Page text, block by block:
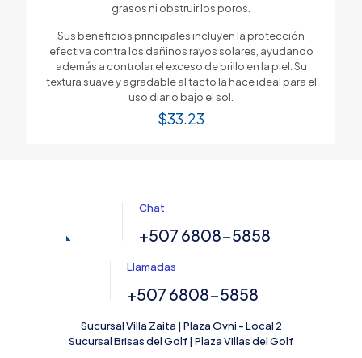
grasos ni obstruir los poros.
Sus beneficios principales incluyen la protección
efectiva contra los dañinos rayos solares, ayudando
además a controlar el exceso de brillo en la piel. Su
textura suave y agradable al tacto la hace ideal para el
uso diario bajo el sol.
$33.23
Chat
+507 6808-5858
Llamadas
+507 6808-5858
Sucursal Villa Zaita | Plaza Ovni - Local 2
Sucursal Brisas del Golf | Plaza Villas del Golf